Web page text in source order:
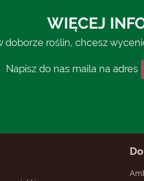
WIĘCEJ
doborze roślin, chcesz
Napisz do nas maila na adres